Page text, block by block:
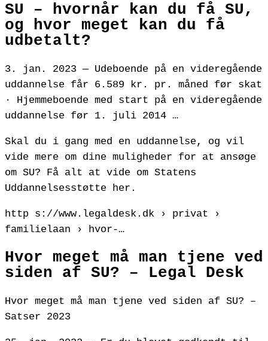
SU – hvornår kan du få SU,
og hvor meget kan du få
udbetalt?
3. jan. 2023 — Udeboende på en videregående
uddannelse får 6.589 kr. pr. måned før skat
· Hjemmeboende med start på en videregående
uddannelse før 1. juli 2014 …
Skal du i gang med en uddannelse, og vil
vide mere om dine muligheder for at ansøge
om SU? Få alt at vide om Statens
Uddannelsesstøtte her.
http s://www.legaldesk.dk › privat ›
familielaan › hvor-…
Hvor meget må man tjene ved
siden af SU? – Legal Desk
Hvor meget må man tjene ved siden af SU? –
Satser 2023